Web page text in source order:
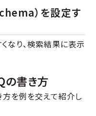
）を設定す
なり、検索結果に表示
の書き方
方を例を交えて紹介し